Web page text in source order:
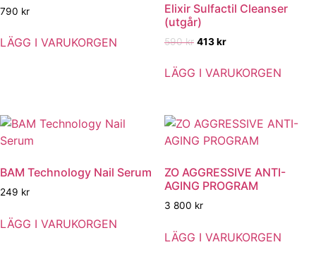
790 kr
LÄGG I VARUKORGEN
Elixir Sulfactil Cleanser
(utgår)
590kr Det
priset
413krDet
priset
LÄGG I VARUKORGEN
BAM Technology Nail Serum
249 kr
LÄGG I VARUKORGEN
ZO AGGRESSIVE ANTI-
AGING PROGRAM
3 800 kr
LÄGG I VARUKORGEN